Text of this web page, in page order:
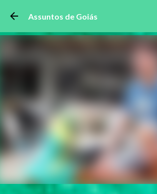
Pular para o conteúdo
Assuntos de Goiás